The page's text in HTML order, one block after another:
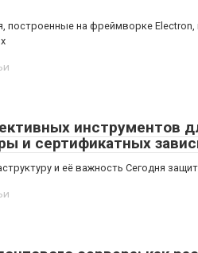
построенные на фреймворке
инструментов
и сертификатных
и её важность Сегодня